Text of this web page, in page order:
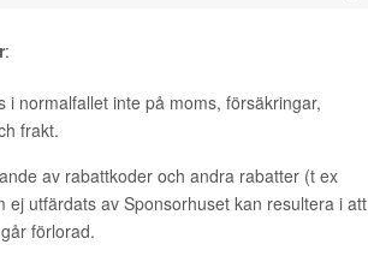
:
i normalfallet inte på moms, försäkringar,
frakt.
av rabattkoder och andra rabatter (t ex
ej utfärdats av Sponsorhuset kan resultera i att
förlorad.